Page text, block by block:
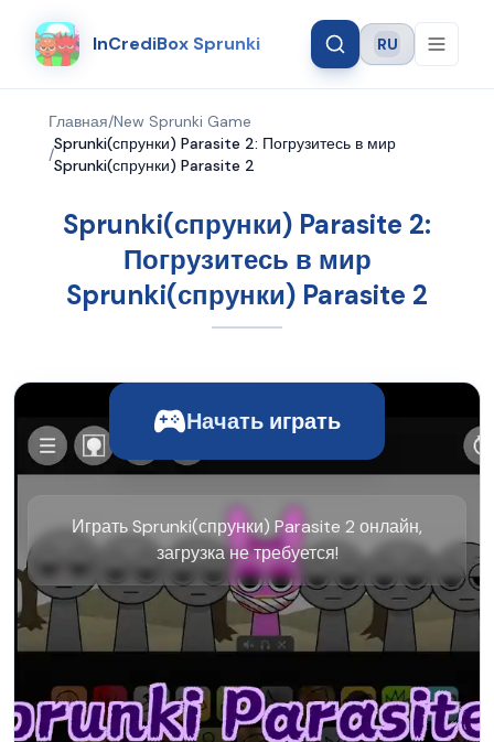
InCrediBox Sprunki Language
RU
Главная/New Sprunki Game
/
Sprunki(спрунки) Parasite 2: Погрузитесь в мир
Sprunki(спрунки) Parasite 2
Sprunki(спрунки) Parasite 2:
Погрузитесь в мир
Sprunki(спрунки) Parasite 2
Начать играть
Играть Sprunki(спрунки) Parasite 2 онлайн,
загрузка не требуется!